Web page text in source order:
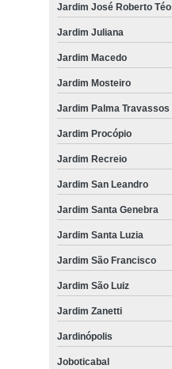
Jardim José Roberto Téo
Jardim Juliana
Jardim Macedo
Jardim Mosteiro
Jardim Palma Travassos
Jardim Procópio
Jardim Recreio
Jardim San Leandro
Jardim Santa Genebra
Jardim Santa Luzia
Jardim São Francisco
Jardim São Luiz
Jardim Zanetti
Jardinópolis
Joboticabal